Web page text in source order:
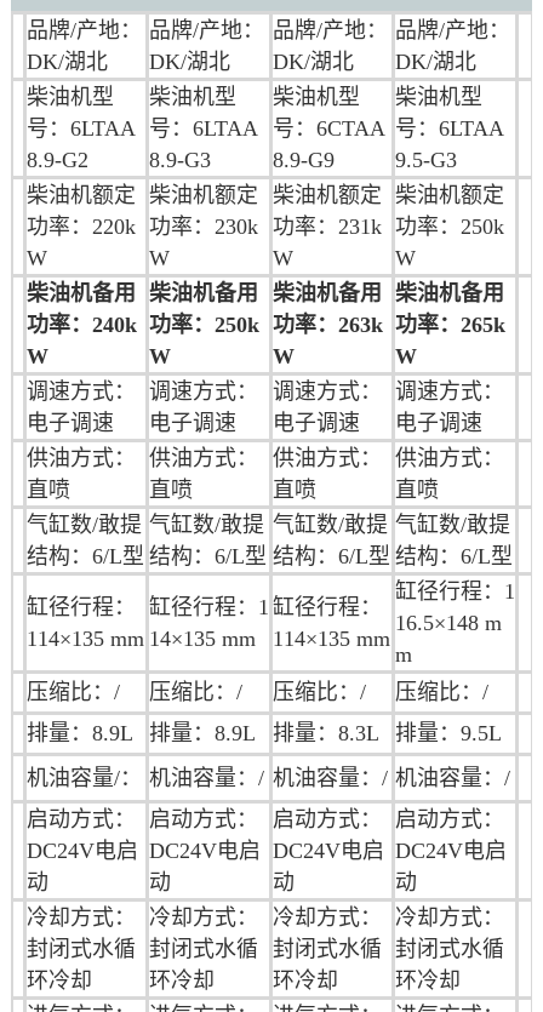
品牌/产地：
DK/湖北
品牌/产地：
DK/湖北
品牌/产地：
DK/湖北
品牌/产地：
DK/湖北
柴油机型
号：6LTAA
8.9-G2
柴油机型
号： 6LTAA
8.9-G3
柴油机型
号： 6CTAA
8.9-G9
柴油机型
号：6LTAA
9.5-G3
柴油机额定
功率：220k
W
柴油机额定
功率：230k
W
柴油机额定
功率：231k
W
柴油机额定
功率：250k
W
柴油机备用
功率：240k
W
柴油机备用
功率：250k
W
柴油机备用
功率：263k
W
柴油机备用
功率：265k
W
调速方式：
电子调速
调速方式：
电子调速
调速方式：
电子调速
调速方式：
电子调速
供油方式：
直喷
供油方式：
直喷
供油方式：
直喷
供油方式：
直喷
气缸数/敢提
结构：6/L型
气缸数/敢提
结构：6/L型
气缸数/敢提
结构：6/L型
气缸数/敢提
结构：6/L型
缸径行程：
114×135 mm
缸径行程： 1
14×135 mm
缸径行程：
114×135 mm
缸径行程： 1
16.5×148 m
m
压缩比：/
压缩比：/ 压缩比：/
压缩比：/
排量：8.9L
排量： 8.9L 排量： 8.3L 排量： 9.5L
机油容量/： 机油容量：/ 机油容量：/ 机油容量：/
启动方式：
DC24V电启
动
启动方式：
DC24V电启
动
启动方式：
DC24V电启
动
启动方式：
DC24V电启
动
冷却方式：
封闭式水循
环冷却
冷却方式：
封闭式水循
环冷却
冷却方式：
封闭式水循
环冷却
冷却方式：
封闭式水循
环冷却